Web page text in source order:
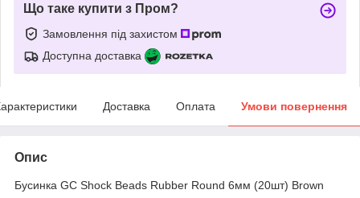
Що таке купити з Пром?
Замовлення під захистом
Доступна доставка
Доставка Оплата Умови повернення
Опис
Бусинка GC Shock Beads Rubber Round 6мм (20шт) Brown